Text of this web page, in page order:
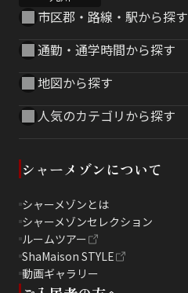
市区郡・路線・駅から探す
通勤・通学時間から探す
地図から探す
人気のカテゴリから探す
シャーメゾンについて
シャーメゾンとは
シャーメゾンセレクション
ルームツアー
ShaMaison STYLE
動画ギャラリー